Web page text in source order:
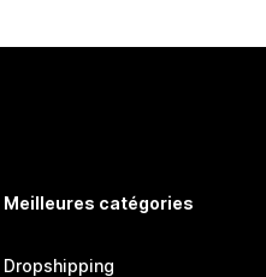
Meilleures catégories
Dropshipping